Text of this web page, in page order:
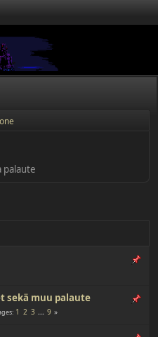
palaute
sekä muu palaute
1 2 3 ... 9